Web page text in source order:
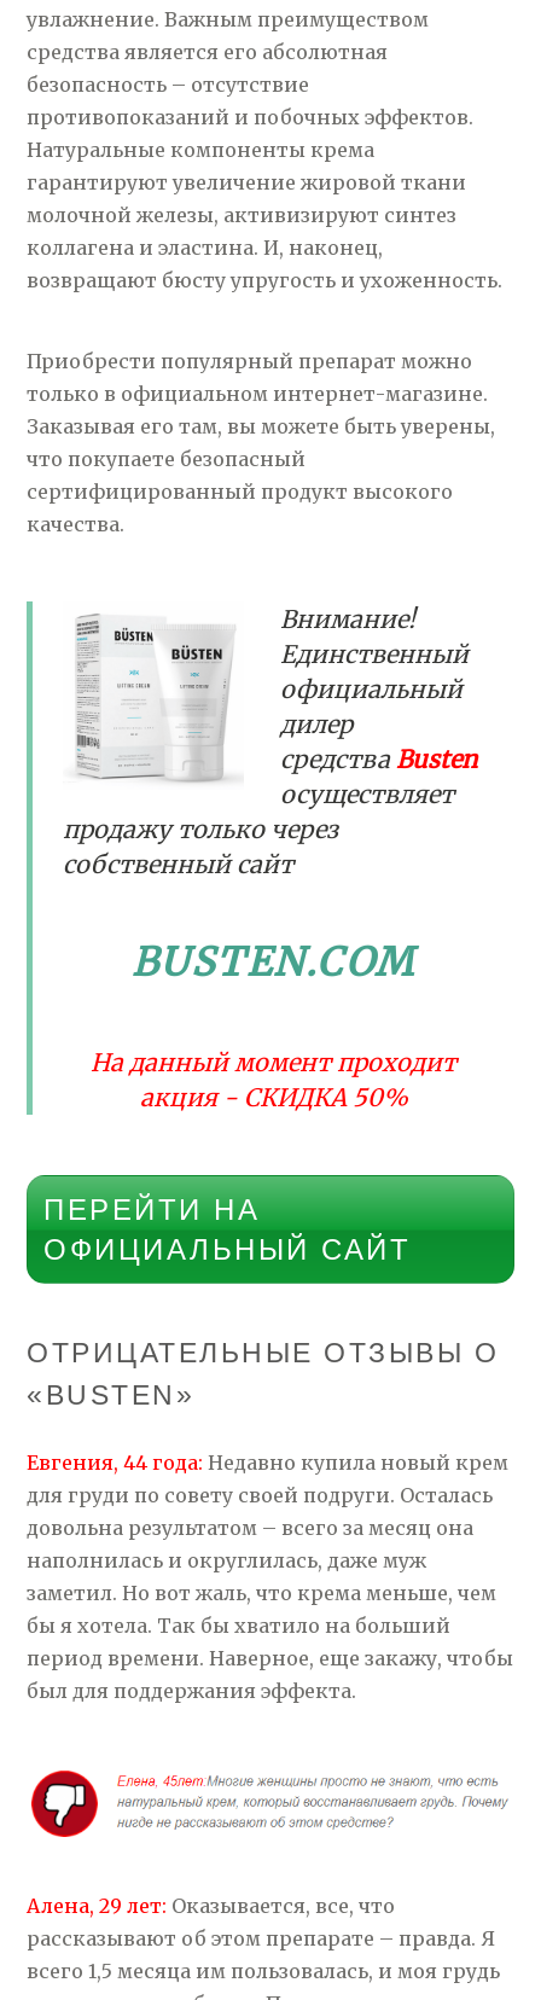
увлажнение. Важным преимуществом
средства является его абсолютная
безопасность – отсутствие
противопоказаний и побочных эффектов.
Натуральные компоненты крема
гарантируют увеличение жировой ткани
молочной железы, активизируют синтез
коллагена и эластина. И, наконец,
возвращают бюсту упругость и ухоженность.
Приобрести популярный препарат можно
только в официальном интернет-магазине.
Заказывая его там, вы можете быть уверены,
что покупаете безопасный
сертифицированный продукт высокого
качества.
Внимание!
Единственный
официальный
дилер
средстваBusten
осуществляет
продажу только через
собственный сайт
BUSTEN.COM
На данный момент проходит
акция - СКИДКА 50%
ПЕРЕЙТИ НА
ОФИЦИАЛЬНЫЙ САЙТ
ОТРИЦАТЕЛЬНЫЕ ОТЗЫВЫ О
«BUSTEN»
Евгения, 44 года: Недавно купила новый крем
для груди по совету своей подруги. Осталась
довольна результатом – всего за месяц она
наполнилась и округлилась, даже муж
заметил. Но вот жаль, что крема меньше, чем
бы я хотела. Так бы хватило на больший
период времени. Наверное, еще закажу, чтобы
был для поддержания эффекта.
Алена, 29 лет: Оказывается, все, что
рассказывают об этом препарате – правда. Я
всего 1,5 месяца им пользовалась, и моя грудь